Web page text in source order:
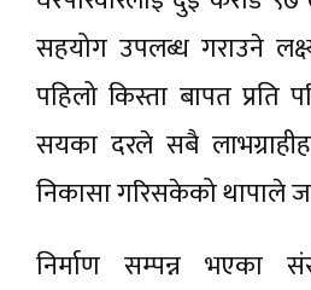
सहयोग उपलब्ध गराउने
पहिलो किस्ता बापत प्रति
सयका दरले सबै
निकासा गरिसकेको थापाले
निर्माण सम्पन्न भएका